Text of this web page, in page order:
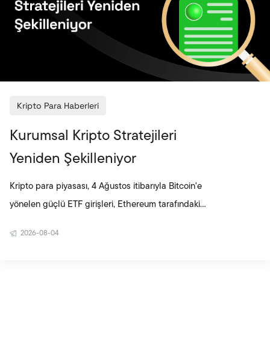
BlackRock’ın ETHA fonunda ter
Kripto Para Haberleri
Kurumsal Kripto Stratejileri
Yeniden Şekilleniyor
Kripto para piyasası, 4 Ağustos itibarıyla Bitcoin'e
yönelen güçlü ETF girişleri, Ethereum tarafındaki
2026-08-04